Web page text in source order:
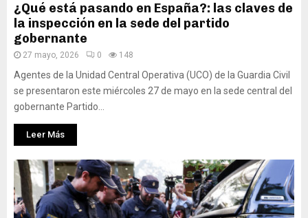
¿Qué está pasando en España?: las claves de
la inspección en la sede del partido
gobernante
27 mayo, 2026 0 148
Agentes de la Unidad Central Operativa (UCO) de la Guardia Civil
se presentaron este miércoles 27 de mayo en la sede central del
gobernante Partido...
Leer Más